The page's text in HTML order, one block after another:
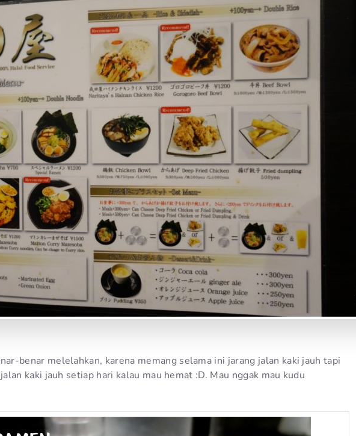
benar melelahkan, karena memang selama ini jarang jalan kaki jauh tapi
kaki jauh setiap hari kalau mau hemat :D. Mau nggak mau kudu